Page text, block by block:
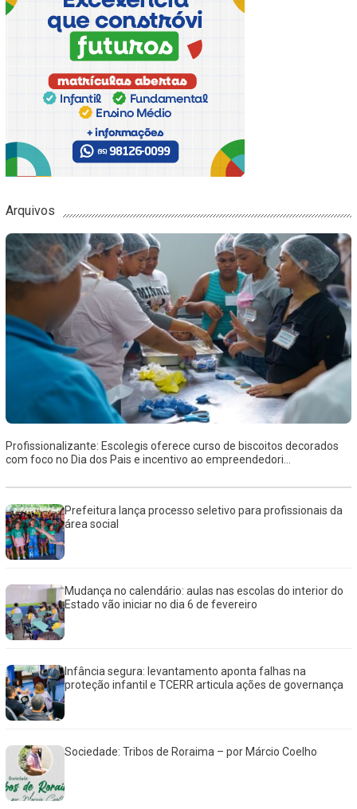
Arquivos
Profissionalizante: Escolegis oferece curso de biscoitos decorados
com foco no Dia dos Pais e incentivo ao empreendedori...
Prefeitura lança processo seletivo para profissionais da
área social
Mudança no calendário: aulas nas escolas do interior do
Estado vão iniciar no dia 6 de fevereiro
Infância segura: levantamento aponta falhas na
proteção infantil e TCERR articula ações de governança
Sociedade: Tribos de Roraima – por Márcio Coelho